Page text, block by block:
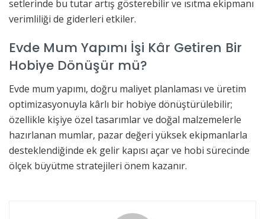
setlerinde bu tutar artış gösterebilir ve ısıtma ekipmanı
verimliliği de giderleri etkiler.
Evde Mum Yapımı İşi Kâr Getiren Bir
Hobiye Dönüşür mü?
Evde mum yapımı, doğru maliyet planlaması ve üretim
optimizasyonuyla kârlı bir hobiye dönüştürülebilir;
özellikle kişiye özel tasarımlar ve doğal malzemelerle
hazırlanan mumlar, pazar değeri yüksek ekipmanlarla
desteklendiğinde ek gelir kapısı açar ve hobi sürecinde
ölçek büyütme stratejileri önem kazanır.